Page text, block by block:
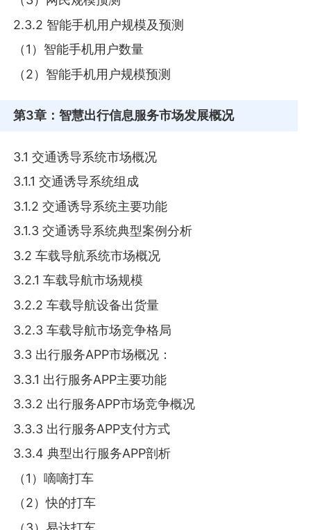
2.3.2 智能手机用户规模及预测
（1）智能手机用户数量
（2）智能手机用户规模预测
第3章 ：智慧出行信息服务市场发展概况
3.1 交通诱导系统市场概况
3.1.1 交通诱导系统组成
3.1.2 交通诱导系统主要功能
3.1.3 交通诱导系统典型案例分析
3.2 车载导航系统市场概况
3.2.1 车载导航市场规模
3.2.2 车载导航设备出货量
3.2.3 车载导航市场竞争格局
3.3 出行服务APP市场概况：
3.3.1 出行服务APP主要功能
3.3.2 出行服务APP市场竞争概况
3.3.3 出行服务APP支付方式
3.3.4 典型出行服务APP剖析
（1）嘀嘀打车
（2）快的打车